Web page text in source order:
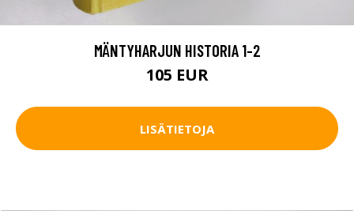
MÄNTYHARJUN HISTORIA 1-2
105 EUR
LISÄTIETOJA